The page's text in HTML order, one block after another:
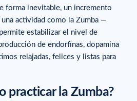
forma inevitable, un incremento
actividad como la Zumba —
estabilizar el nivel de
de endorfinas, dopamina
relajadas, felices y listas para
practicar la Zumba?